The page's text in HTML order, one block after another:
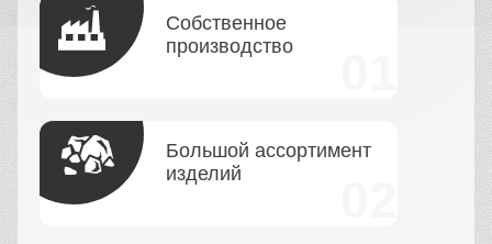
Собственное
производство
Большой ассортимент
изделий